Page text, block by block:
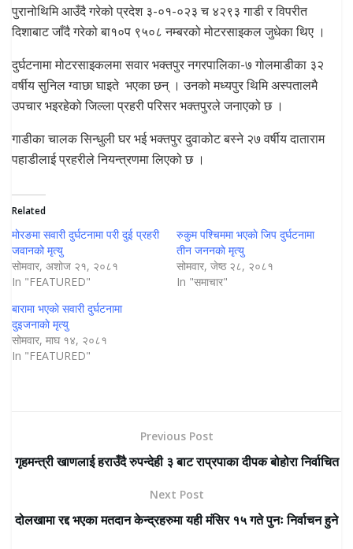
पुरानोथिमि आउँदै गरेको प्रदेश ३-०१-०२३ च ४२९३ गाडी र विपरीत
दिशाबाट जाँदै गरेको बा१०प ९५०८ नम्बरको मोटरसाइकल जुधेका थिए ।
दुर्घटनामा मोटरसाइकलमा सवार भक्तपुर नगरपालिका-७ गोलमाडीका ३२
वर्षीय सुनिल ग्वाछा घाइते भएका छन् । उनको मध्यपुर थिमि अस्पतालमै
उपचार भइरहेको जिल्ला प्रहरी परिसर भक्तपुरले जनाएको छ ।
गाडीका चालक सिन्धुली घर भई भक्तपुर दुवाकोट बस्ने २७ वर्षीय दाताराम
पहाडीलाई प्रहरीले नियन्त्रणमा लिएको छ ।
Related
मोरङमा सवारी दुर्घटनामा परी दुई प्रहरी
जवानको मृत्यु
सोमवार, अशोज २१, २०८१
In "FEATURED"
रुकुम पश्चिममा भएकाे जिप दुर्घटनामा
तीन जननकाे मृत्यु
सोमवार, जेष्ठ २८, २०८१
In "समाचार"
बारामा भएकाे सवारी दुर्घटनामा
दुइजनाकाे मृत्यु
सोमवार, माघ १४, २०८१
In "FEATURED"
Previous Post
गृहमन्त्री खाणलाई हराउँदै रुपन्देही ३ बाट राप्रपाका दीपक बोहोरा निर्वाचित
Next Post
दोलखामा रद्द भएका मतदान केन्द्रहरुमा यही मंसिर १५ गते पुनः निर्वाचन हुने